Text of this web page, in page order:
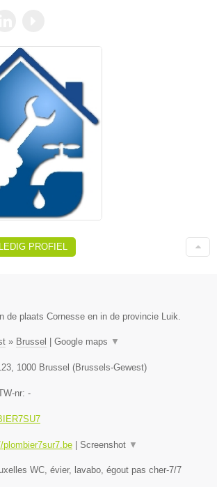
PROFIEL
de plaats Cornesse en in de provincie Luik.
» Brussel | Google maps ▼
1000 Brussel (Brussels-Gewest)
nr: -
plombier7sur7.be | Screenshot ▼
WC, évier, lavabo, égout pas cher-7/7